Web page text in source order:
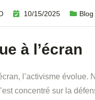
10/15/2025 Blog
à l’écran
l’activisme évolue.
concentré sur la